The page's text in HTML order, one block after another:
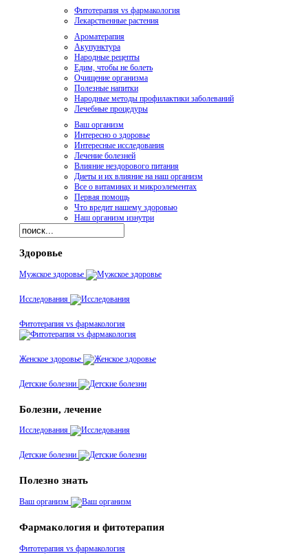
Фитотерапия vs фармакология
Лекарственные растения
Ароматерапия
Акупунктура
Народные рецепты
Едим, чтобы не болеть
Очищение организма
Полезные напитки
Народные методы профилактики заболеваний
Лечебные процедуры
Ваш организм
Интересно о здоровье
Интересные исследования
Лечение болезней
Влияние нездорового питания
Диеты и их влияние на наш организм
Все о витаминах и микроэлементах
Первая помощь
Что вредит нашему здоровью
Наш организм изнутри
Здоровье
Мужское здоровье
Исследования
Фитотерапия vs фармакология
Женское здоровье
Детские болезни
Болезни, лечение
Исследования
Детские болезни
Полезно знать
Ваш организм
Фармакология и фитотерапия
Фитотерапия vs фармакология